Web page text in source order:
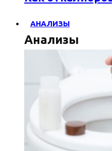
АНАЛИЗЫ
Анализы